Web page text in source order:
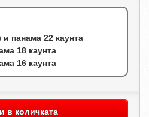
панама 22 каунта
18 каунта
16 каунта
в количката